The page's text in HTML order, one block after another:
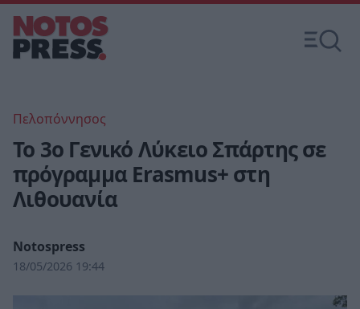
Πελοπόννησος
Το 3ο Γενικό Λύκειο Σπάρτης σε
πρόγραμμα Erasmus+ στη
Λιθουανία
Notospress
18/05/2026 19:44